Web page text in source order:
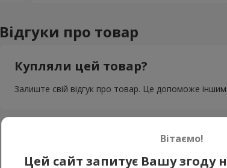
Відгуки про товар
Купляли цей товар?
Залиште свій відгук про товар. Це допоможе іншим
Вітаємо!
Цей сайт запитує Вашу згоду